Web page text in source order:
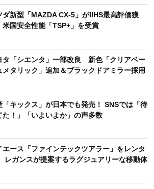
ダ新型「MAZDA CX-5」がIIHS最高評価獲
国安全性能「TSP+」を受賞
タ「シエンタ」一部改良 新色「クリアベー
メタリック」追加＆ブラックドアミラー採用
「キックス」が日本でも発売！ SNSでは「待
た！」「いよいよか」の声多数
エース「ファインテックツアラー」をレンタ
レガンスが提案するラグジュアリーな移動体